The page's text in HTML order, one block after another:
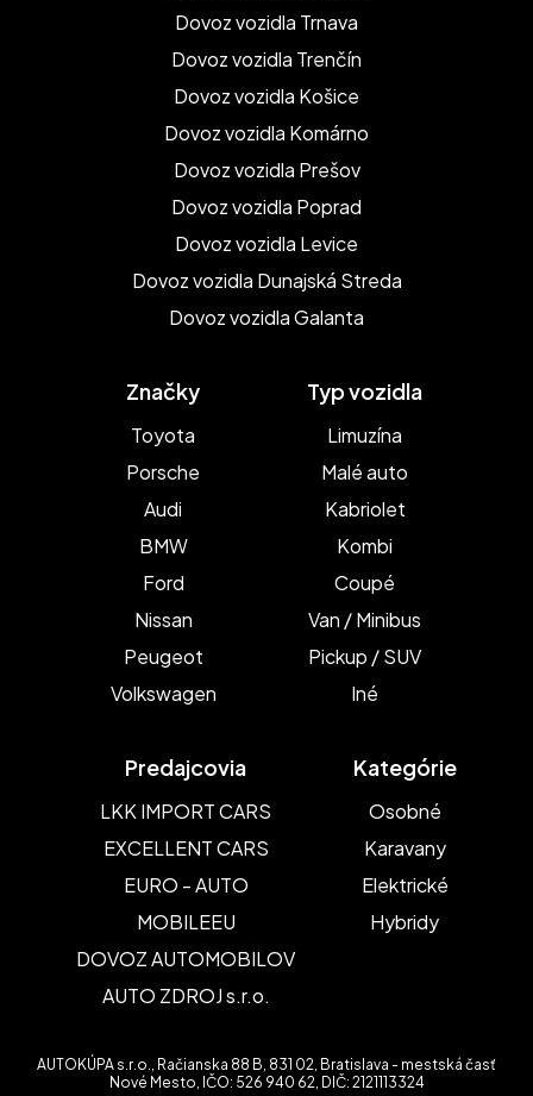
Dovoz vozidla Trnava
Dovoz vozidla Trenčín
Dovoz vozidla Košice
Dovoz vozidla Komárno
Dovoz vozidla Prešov
Dovoz vozidla Poprad
Dovoz vozidla Levice
Dovoz vozidla Dunajská Streda
Dovoz vozidla Galanta
Značky
Toyota
Porsche
Audi
BMW
Ford
Nissan
Peugeot
Volkswagen
Typ vozidla
Limuzína
Malé auto
Kabriolet
Kombi
Coupé
Van / Minibus
Pickup / SUV
Iné
Predajcovia
LKK IMPORT CARS
EXCELLENT CARS
EURO - AUTO
MOBILEEU
DOVOZ AUTOMOBILOV
AUTO ZDROJ s.r.o.
Kategórie
Osobné
Karavany
Elektrické
Hybridy
AUTOKÚPA s.r.o., Račianska 88 B, 831 02, Bratislava - mestská časť
Nové Mesto, IČO: 526 940 62, DIČ: 2121113324